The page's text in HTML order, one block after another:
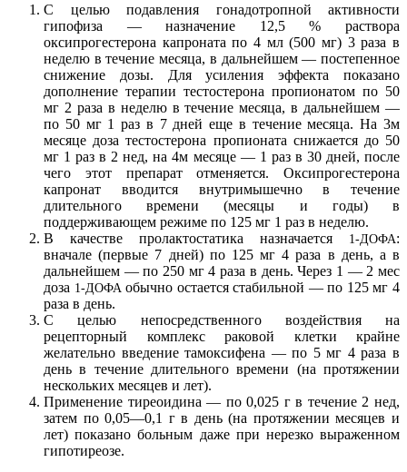
С целью подавления гонадотропной активности
гипофиза — назначение 12,5 % раствора
оксипрогестерона капроната по 4 мл (500 мг) 3 раза в
неделю в течение месяца, в дальнейшем — постепенное
снижение дозы. Для усиления эффекта показано
дополнение терапии тестостерона пропионатом по 50
мг 2 раза в неделю в течение месяца, в дальнейшем —
по 50 мг 1 раз в 7 дней еще в течение месяца. На 3м
месяце доза тестостерона пропионата снижается до 50
мг 1 раз в 2 нед, на 4м месяце — 1 раз в 30 дней, после
чего этот препарат отменяется. Оксипрогестерона
капронат вводится внутримышечно в течение
длительного времени (месяцы и годы) в
поддерживающем режиме по 125 мг 1 раз в неделю.
В качестве пролактостатика назначается 1-ДОФА:
вначале (первые 7 дней) по 125 мг 4 раза в день, а в
дальнейшем — по 250 мг 4 раза в день. Через 1 — 2 мес
доза 1-ДОФА обычно остается стабильной — по 125 мг 4
раза в день.
С целью непосредственного воздействия на
рецепторный комплекс раковой клетки крайне
желательно введение тамоксифена — по 5 мг 4 раза в
день в течение длительного времени (на протяжении
нескольких месяцев и лет).
Применение тиреоидина — по 0,025 г в течение 2 нед,
затем по 0,05—0,1 г в день (на протяжении месяцев и
лет) показано больным даже при нерезко выраженном
гипотиреозе.